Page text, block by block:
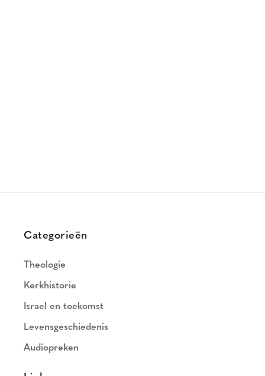
Categorieën
Theologie
Kerkhistorie
Israel en toekomst
Levensgeschiedenis
Audiopreken